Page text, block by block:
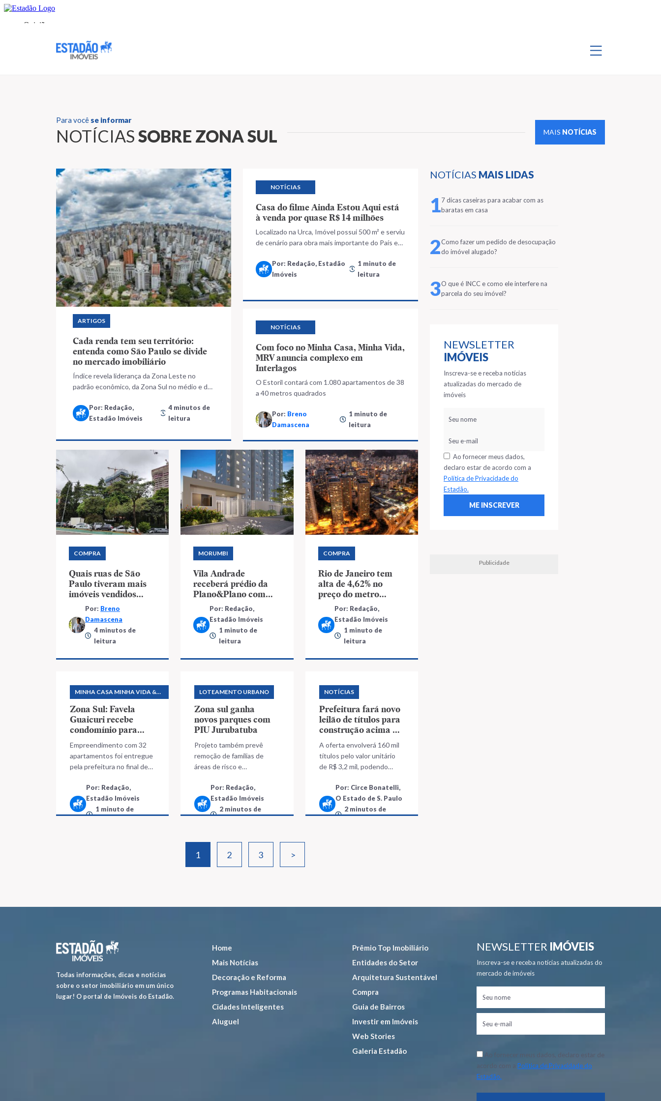
Para você se informar
NOTÍCIASSOBRE ZONA SUL MAIS NOTÍCIAS
NOTÍCIAS MAIS LIDAS
17 dicas caseiras para acabar com as
baratas em casa
2Como fazer um pedido de desocupação
do imóvel alugado?
3O que é INCC e como ele interfere na
parcela do seu imóvel?
NEWSLETTER
IMÓVEIS
Inscreva-se e receba notícias
atualizadas do mercado de
imóveis
Ao fornecer meus dados,
declaro estar de acordo com a
Política de Privacidade do
Estadão.
Publicidade
ARTIGOS
Cada renda tem seu território:
entenda como São Paulo se divide
no mercado imobiliário
Índice revela liderança da Zona Leste no
padrão econômico, da Zona Sul no médio e da
2025Por: Redação,
Estadão Imóveis
4 minutos de
leitura
NOTÍCIAS
Casa do filme Ainda Estou Aqui está
à venda por quase R$ 14 milhões
Localizado na Urca, Imóvel possui 500 m² e serviu
de cenário para obra mais importante do País em
Por: Redação, Estadão
Imóveis
1 minuto de
leitura
NOTÍCIAS
Com foco no Minha Casa, Minha Vida,
MRV anuncia complexo em
Interlagos
O Estoril contará com 1.080 apartamentos de 38
a 40 metros quadrados
Por: Breno
Damascena
1 minuto de
leitura
COMPRA
Quais ruas de São
Paulo tiveram mais
imóveis vendidos
neste ano?
Por: Breno
Damascena
4 minutos de
leitura
MORUMBI
Vila Andrade
receberá prédio da
Plano&Plano com
foco no Minha Casa,
Minha Vida
Por: Redação,
Estadão Imóveis
1 minuto de
leitura
COMPRA
Rio de Janeiro tem
alta de 4,62% no
preço do metro
quadrado no 2º tri
Por: Redação,
Estadão Imóveis
1 minuto de
leitura
MINHA CASA MINHA VIDA &
PROGRAMAS HABITACIONAIS
Zona Sul: Favela
Guaicuri recebe
condomínio para
abrigar 3 mil
famílias
Empreendimento com 32
apartamentos foi entregue
pela prefeitura no final de
Por: Redação,
Estadão Imóveis
1 minuto de
LOTEAMENTO URBANO
Zona sul ganha
novos parques com
PIU Jurubatuba
Projeto também prevê
remoção de famílias de
áreas de risco e
Por: Redação,
Estadão Imóveis
2 minutos de
NOTÍCIAS
Prefeitura fará novo
leilão de títulos para
construção acima do
limite na zona sul de
SP
A oferta envolverá 160 mil
títulos pelo valor unitário
de R$ 3,2 mil, podendo
514,2 milhões
Por: Circe Bonatelli,
O Estado de S. Paulo
2 minutos de
1 2 3 >
Todas informações, dicas e notícias
sobre o setor imobiliário em um único
lugar! O portal de Imóveis do Estadão.
Home
Mais Notícias
Decoração e Reforma
Programas Habitacionais
Cidades Inteligentes
Aluguel
Prêmio Top Imobiliário
Entidades do Setor
Arquitetura Sustentável
Compra
Guia de Bairros
Investir em Imóveis
Web Stories
Galeria Estadão
NEWSLETTER IMÓVEIS
Inscreva-se e receba notícias atualizadas do
mercado de imóveis
Ao fornecer meus dados, declaro estar de
acordo com a Política de Privacidade do
Estadão.